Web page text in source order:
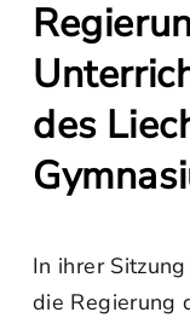
des
In ihrer
die Regierung